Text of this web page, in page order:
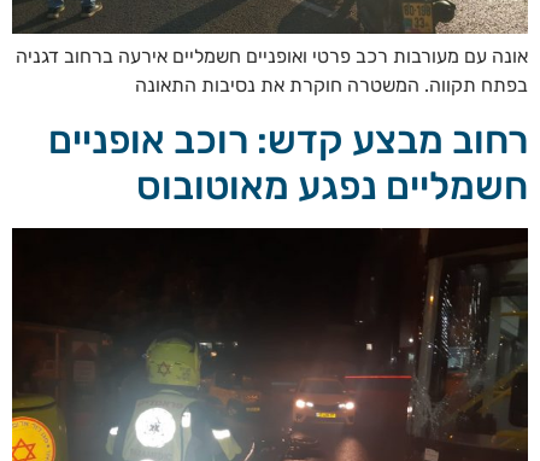
אונה עם מעורבות רכב פרטי ואופניים חשמליים אירעה ברחוב דגניה
בפתח תקווה. המשטרה חוקרת את נסיבות התאונה
רחוב מבצע קדש: רוכב אופניים
חשמליים נפגע מאוטובוס